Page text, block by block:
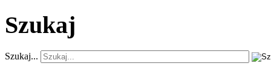
Szukaj
Szukaj...